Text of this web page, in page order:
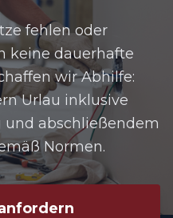
fehlen oder
keine dauerhafte
wir Abhilfe:
Urlau inklusive
und abschließendem
Normen.